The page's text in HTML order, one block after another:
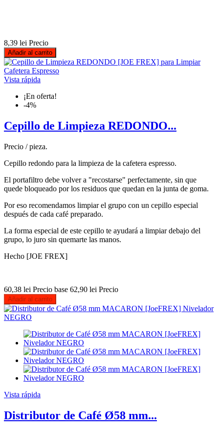
8,39 lei Precio
Añadir al carrito
Vista rápida
¡En oferta!
-4%
Cepillo de Limpieza REDONDO...
Precio / pieza.
Cepillo redondo para la limpieza de la cafetera espresso.
El portafiltro debe volver a "recostarse" perfectamente, sin que
quede bloqueado por los residuos que quedan en la junta de goma.
Por eso recomendamos limpiar el grupo con un cepillo especial
después de cada café preparado.
La forma especial de este cepillo te ayudará a limpiar debajo del
grupo, lo juro sin quemarte las manos.
Hecho [JOE FREX]
60,38 lei Precio base 62,90 lei Precio
Añadir al carrito
Vista rápida
Distributor de Café Ø58 mm...